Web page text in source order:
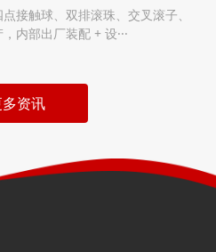
接触球、双排滚珠、交叉滚子、
内部出厂装配 + 设···
资讯